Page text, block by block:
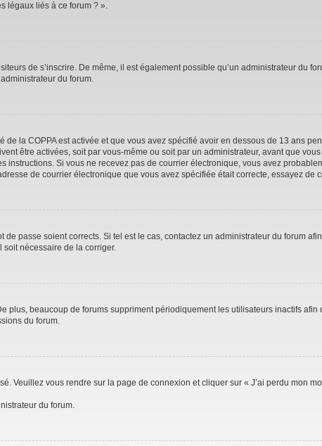
légaux liés à ce forum ? ».
de s’inscrire. De même, il est également possible qu’un administrateur du
du forum.
la COPPA est activée et que vous avez spécifié avoir en dessous de 13 ans
être activées, soit par vous-même ou soit par un administrateur, avant que
Si vous ne recevez pas de courrier électronique, vous avez
de courrier électronique que vous avez spécifiée était correcte, essayez de
passe soient corrects. Si tel est le cas, contactez un administrateur du forum
soit nécessaire de la corriger.
plus, beaucoup de forums suppriment périodiquement les utilisateurs inactifs
du forum.
Veuillez vous rendre sur la page de connexion et cliquer sur « J’ai perdu mon
du forum.